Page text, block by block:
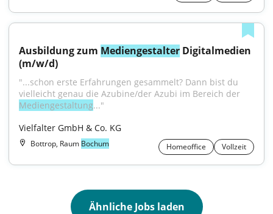
Ausbildung zum Mediengestalter Digitalmedien
(m/w/d)
"...schon erste Erfahrungen gesammelt? Dann bist du
Mediengestaltung..."
Vielfalter GmbH & Co. KG
Bottrop, Raum Bochum Homeoffice Vollzeit
Ähnliche Jobs laden